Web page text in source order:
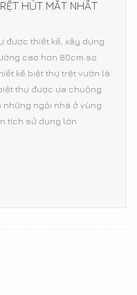
HÚT MẮT NHẤT
được thiết kế, xây dựng
cao hơn 80cm so
kế biệt thự trệt vườn là
thự được ưa chuộng
ngôi nhà ở vùng
tích sử dụng lớn